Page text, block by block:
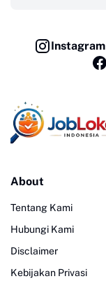
Instagram
About
Tentang Kami
Hubungi Kami
Disclaimer
Kebijakan Privasi